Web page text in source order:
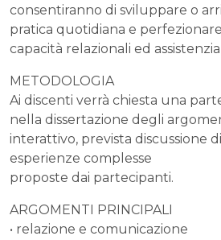
consentiranno di sviluppare o
pratica quotidiana e
capacità relazionali ed
METODOLOGIA
Ai discenti verrà chiesta una
nella dissertazione degli
interattivo, prevista discussione
esperienze complesse
proposte dai partecipanti.
ARGOMENTI PRINCIPALI
• relazione e comunicazione